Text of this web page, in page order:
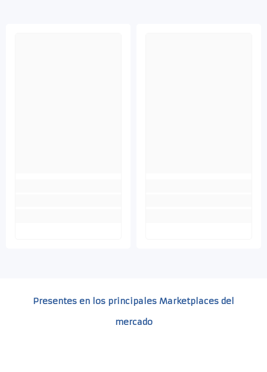
Presentes en los principales Marketplaces del
mercado